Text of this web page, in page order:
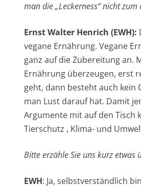
man die „Leckerness“ nicht
Ernst Walter Henrich (EWH):
vegane Ernährung. Vegane
ganz auf die Zubereitung an.
Ernährung überzeugen, erst
geht, dann besteht auch kein
man Lust darauf hat. Damit
Argumente mit auf den Tisch
Tierschutz , Klima- und
Bitte erzähle Sie uns kurz etwas
EWH: Ja, selbstverständlich